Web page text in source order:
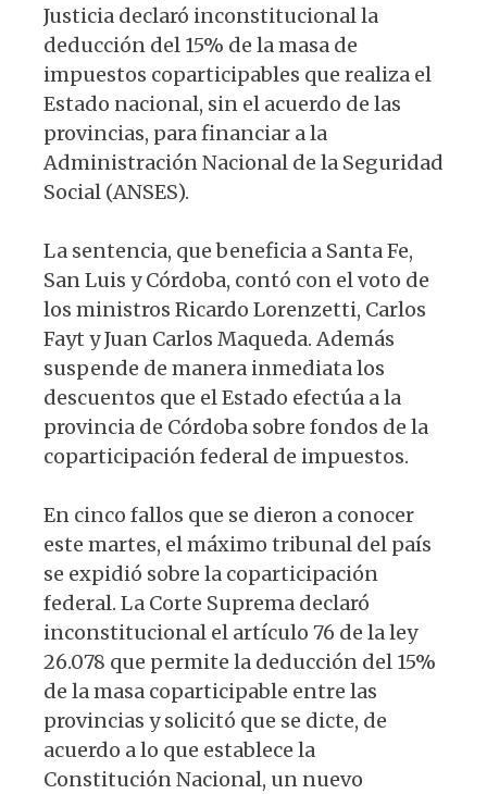
Justicia declaró inconstitucional la
deducción del 15% de la masa de
impuestos coparticipables que realiza el
Estado nacional, sin el acuerdo de las
provincias, para financiar a la
Administración Nacional de la Seguridad
Social (ANSES).
La sentencia, que beneficia a Santa Fe,
San Luis y Córdoba, contó con el voto de
los ministros Ricardo Lorenzetti, Carlos
Fayt y Juan Carlos Maqueda. Además
suspende de manera inmediata los
descuentos que el Estado efectúa a la
provincia de Córdoba sobre fondos de la
coparticipación federal de impuestos.
En cinco fallos que se dieron a conocer
este martes, el máximo tribunal del país
se expidió sobre la coparticipación
federal. La Corte Suprema declaró
inconstitucional el artículo 76 de la ley
26.078 que permite la deducción del 15%
de la masa coparticipable entre las
provincias y solicitó que se dicte, de
acuerdo a lo que establece la
Constitución Nacional, un nuevo